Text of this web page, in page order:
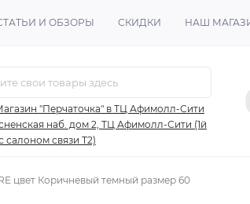
И ОБЗОРЫ СКИДКИ НАШ
"Перчаточка" в ТЦ Афимолл-Сити
наб. дом 2, ТЦ Афимолл-Сити (1й
салоном связи Т2)
цвет Коричневый темный размер 60